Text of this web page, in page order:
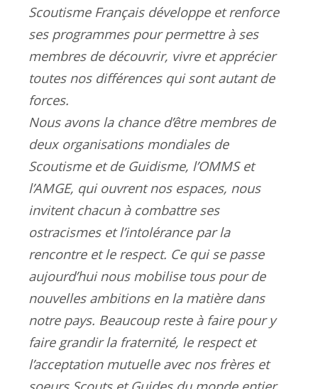
Scoutisme Français développe et renforce
ses programmes pour permettre à ses
membres de découvrir, vivre et apprécier
toutes nos différences qui sont autant de
forces.
Nous avons la chance d’être membres de
deux organisations mondiales de
Scoutisme et de Guidisme, l’OMMS et
l’AMGE, qui ouvrent nos espaces, nous
invitent chacun à combattre ses
ostracismes et l’intolérance par la
rencontre et le respect. Ce qui se passe
aujourd’hui nous mobilise tous pour de
nouvelles ambitions en la matière dans
notre pays. Beaucoup reste à faire pour y
faire grandir la fraternité, le respect et
l’acceptation mutuelle avec nos frères et